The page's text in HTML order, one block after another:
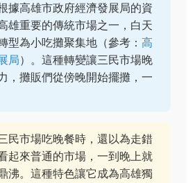
據高雄市政府經濟發展局的資
雄重要的傳統市場之一，白天
型為小吃攤聚集地（參考： 高
局）。這種轉變讓三民市場晚
，攤販們從傍晚開始擺攤，一
民市場吃晚餐時，還以為走錯
來普通的市場，一到晚上就
沸。這種特色讓它成為高雄獨